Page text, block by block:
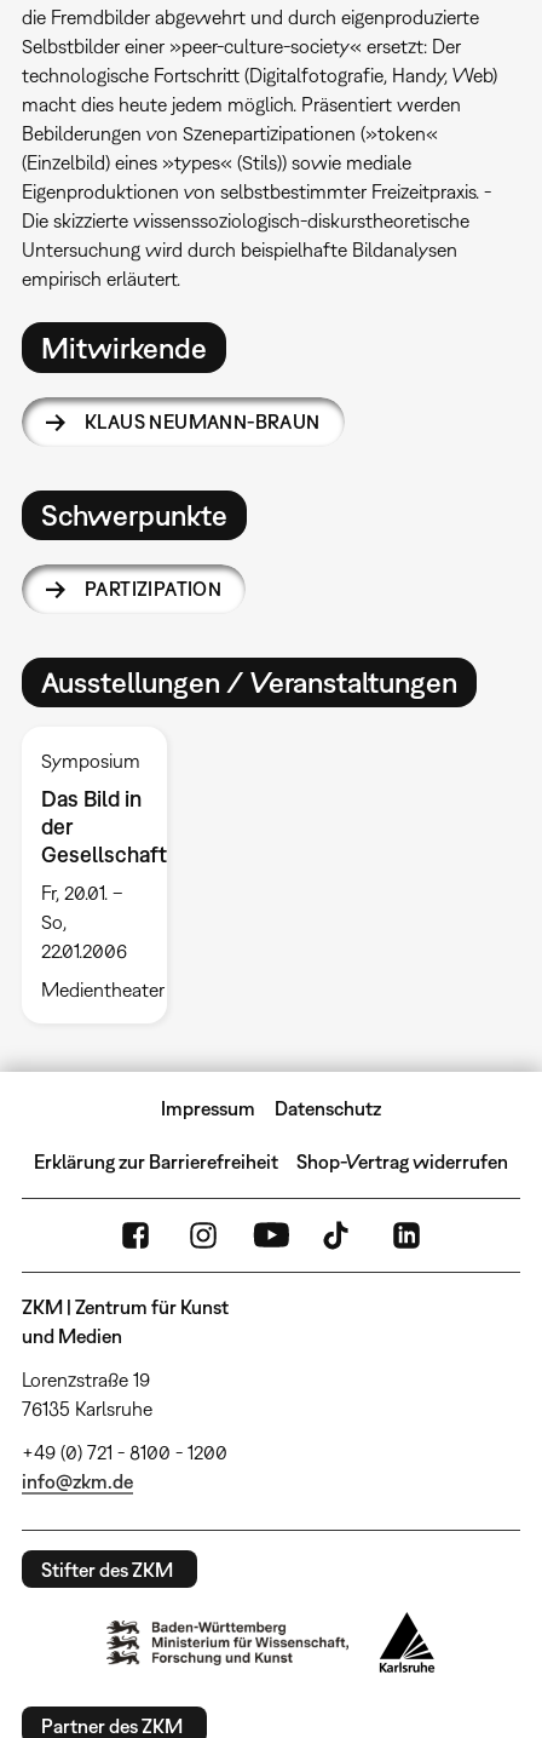
die Fremdbilder abgewehrt und durch eigenproduzierte
Selbstbilder einer »peer-culture-society« ersetzt: Der
technologische Fortschritt (Digitalfotografie, Handy, Web)
macht dies heute jedem möglich. Präsentiert werden
Bebilderungen von Szenepartizipationen (»token«
(Einzelbild) eines »types« (Stils)) sowie mediale
Eigenproduktionen von selbstbestimmter Freizeitpraxis. -
Die skizzierte wissenssoziologisch-diskurstheoretische
Untersuchung wird durch beispielhafte Bildanalysen
empirisch erläutert.
Mitwirkende
KLAUS NEUMANN-BRAUN
Schwerpunkte
PARTIZIPATION
Ausstellungen / Veranstaltungen
Symposium
Das Bild in
der
Gesellschaft
Fr, 20.01. –
So,
22.01.2006
Medientheater
Impressum Datenschutz
Erklärung zur Barrierefreiheit Shop-Vertrag widerrufen
ZKM | Zentrum für Kunst
und Medien
Lorenzstraße 19
76135 Karlsruhe
+49 (0) 721 - 8100 - 1200
info@zkm.de
Stifter des ZKM
Partner des ZKM